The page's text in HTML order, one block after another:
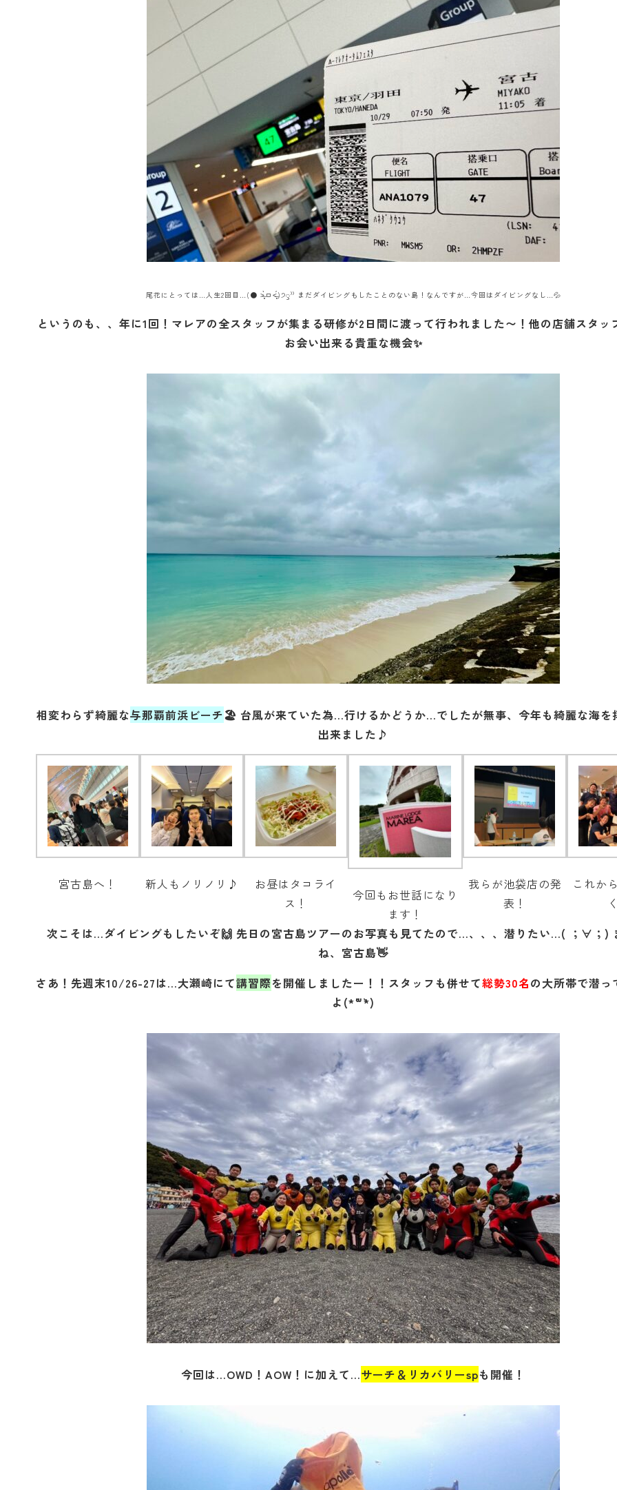
尾花にとっては…人生2回目…(● ˃̶͈̀ロ˂̶͈́)੭ꠥ⁾⁾ まだダイビングもしたことのない島！なんですが…今回はダイビングなし…💦
というのも、、年に1回！マレアの全スタッフが集まる研修が2日間に渡って行われました〜！他の店舗スタッ
お会い出来る貴重な機会✨
相変わらず綺麗な与那覇前浜ビーチ🏖 台風が来ていた為…行けるかどうか…でしたが無事、今年も綺麗な海を
出来ました♪
宮古島へ！ 新人もノリノリ♪
お昼はタコライ
ス！
今回もお世話になり
ます！
我らが池袋店の発
表！
これか
次こそは…ダイビングもしたいぞ🙌 先日の宮古島ツアーのお写真も見てたので…、、、潜りたい…( ；∀；)
ね、宮古島👋
さあ！先週末10/26-27は…大瀬崎にて講習際を開催しましたー！！スタッフも併せて総勢30名の大所帯で潜っ
よ(*´꒳`*)
今回は…OWD！AOW！に加えて…サーチ＆リカバリーspも開催！